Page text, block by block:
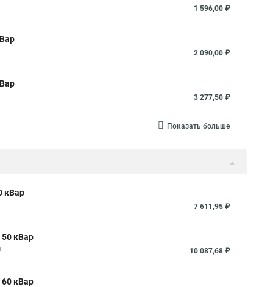
1 596,00 ₽
2 090,00 ₽
3 277,50 ₽
Показать больше
кВар
7 611,95 ₽
кВар
10 087,68 ₽
кВар